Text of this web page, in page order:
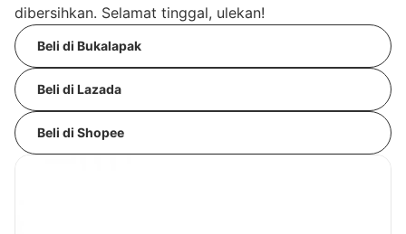
dibersihkan. Selamat tinggal, ulekan!
Beli di Bukalapak
Beli di Lazada
Beli di Shopee